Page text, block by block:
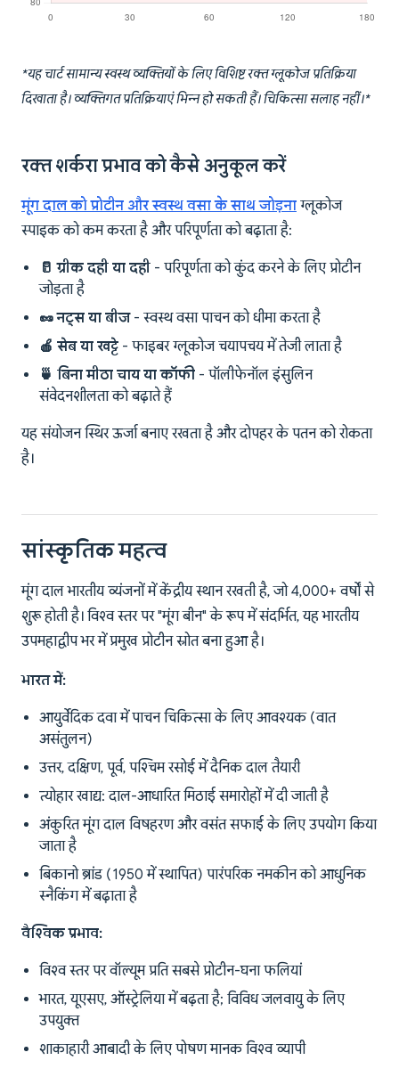
*यह चार्ट सामान्य स्वस्थ व्यक्तियों के लिए विशिष्ट रक्त ग्लूकोज प्रतिक्रिया
दिखाता है। व्यक्तिगत प्रतिक्रियाएं भिन्न हो सकती हैं। चिकित्सा सलाह नहीं।*
रक्त शर्करा प्रभाव को कैसे अनुकूल करें
मूंग दाल को प्रोटीन और स्वस्थ वसा के साथ जोड़ना ग्लूकोज
स्पाइक को कम करता है और परिपूर्णता को बढ़ाता है:
🥛 ग्रीक दही या दही - परिपूर्णता को कुंद करने के लिए प्रोटीन
जोड़ता है
🥜 नट्स या बीज- स्वस्थ वसा पाचन को धीमा करता है
🍎 सेब या खट्टे - फाइबर ग्लूकोज चयापचय में तेजी लाता है
🍵 बिना मीठा चाय या कॉफी - पॉलीफेनॉल इंसुलिन
संवेदनशीलता को बढ़ाते हैं
यह संयोजन स्थिर ऊर्जा बनाए रखता है और दोपहर के पतन को रोकता
है।
सांस्कृतिक महत्व
मूंग दाल भारतीय व्यंजनों में केंद्रीय स्थान रखती है, जो 4,000+ वर्षों से
शुरू होती है। विश्व स्तर पर "मूंग बीन" के रूप में संदर्भित, यह भारतीय
उपमहाद्वीप भर में प्रमुख प्रोटीन स्रोत बना हुआ है।
भारत में:
आयुर्वेदिक दवा में पाचन चिकित्सा के लिए आवश्यक (वात
असंतुलन)
उत्तर, दक्षिण, पूर्व, पश्चिम रसोई में दैनिक दाल तैयारी
त्योहार खाद्य: दाल-आधारित मिठाई समारोहों में दी जाती है
अंकुरित मूंग दाल विषहरण और वसंत सफाई के लिए उपयोग किया
जाता है
बिकानो ब्रांड (1950 में स्थापित) पारंपरिक नमकीन को आधुनिक
स्नैकिंग में बढ़ाता है
वैश्विक प्रभाव:
विश्व स्तर पर वॉल्यूम प्रति सबसे प्रोटीन-घना फलियां
भारत, यूएसए, ऑस्ट्रेलिया में बढ़ता है; विविध जलवायु के लिए
उपयुक्त
शाकाहारी आबादी के लिए पोषण मानक विश्व व्यापी